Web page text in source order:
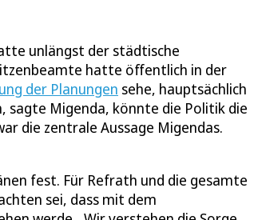
unlängst der städtische
hatte öffentlich in der
der Planungen sehe, hauptsächlich
sagte Migenda, könnte die Politik die
die zentrale Aussage Migendas.
fest. Für Refrath und die gesamte
sei, dass mit dem